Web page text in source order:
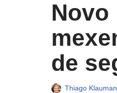
Novo
de
Thiago